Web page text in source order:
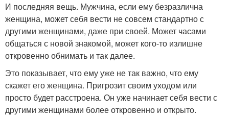
И последняя вещь. Мужчина, если ему безразлична
женщина, может себя вести не совсем стандартно с
другими женщинами, даже при своей. Может часами
общаться с новой знакомой, может кого-то излишне
откровенно обнимать и так далее.
Это показывает, что ему уже не так важно, что ему
скажет его женщина. Пригрозит своим уходом или
просто будет расстроена. Он уже начинает себя вести с
другими женщинами более откровенно и открыто.